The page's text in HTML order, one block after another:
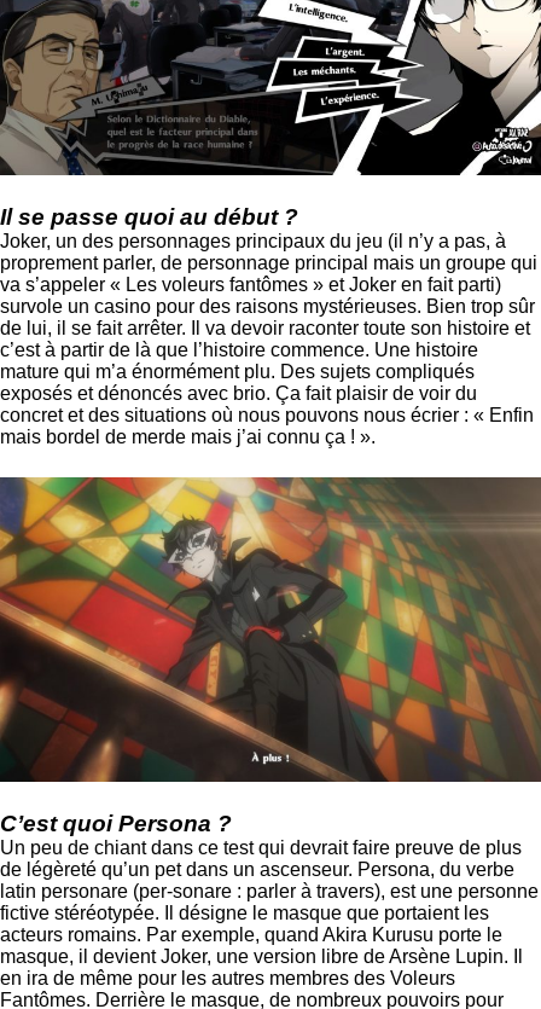
Il se passe quoi au début ?
Joker, un des personnages principaux du jeu (il n’y a pas, à
proprement parler, de personnage principal mais un groupe qui
va s’appeler « Les voleurs fantômes » et Joker en fait parti)
survole un casino pour des raisons mystérieuses. Bien trop sûr
de lui, il se fait arrêter. Il va devoir raconter toute son histoire et
c’est à partir de là que l’histoire commence. Une histoire
mature qui m’a énormément plu. Des sujets compliqués
exposés et dénoncés avec brio. Ça fait plaisir de voir du
concret et des situations où nous pouvons nous écrier : « Enfin
mais bordel de merde mais j’ai connu ça ! ».
C’est quoi Persona ?
Un peu de chiant dans ce test qui devrait faire preuve de plus
de légèreté qu’un pet dans un ascenseur. Persona, du verbe
latin personare (per-sonare : parler à travers), est une personne
fictive stéréotypée. Il désigne le masque que portaient les
acteurs romains. Par exemple, quand Akira Kurusu porte le
masque, il devient Joker, une version libre de Arsène Lupin. Il
en ira de même pour les autres membres des Voleurs
Fantômes. Derrière le masque, de nombreux pouvoirs pour